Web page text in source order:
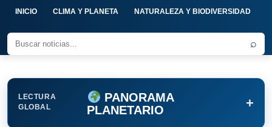
INICIO CLIMA Y PLANETA NATURALEZA Y BIODIVERSIDAD
⌕
LECTURA
GLOBAL
PANORAMA
PLANETARIO
+